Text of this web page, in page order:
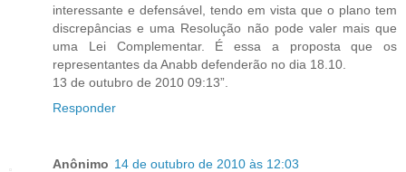
interessante e defensável, tendo em vista que o plano tem
discrepâncias e uma Resolução não pode valer mais que
uma Lei Complementar. É essa a proposta que os
representantes da Anabb defenderão no dia 18.10.
13 de outubro de 2010 09:13”.
Responder
Anônimo 14 de outubro de 2010 às 12:03